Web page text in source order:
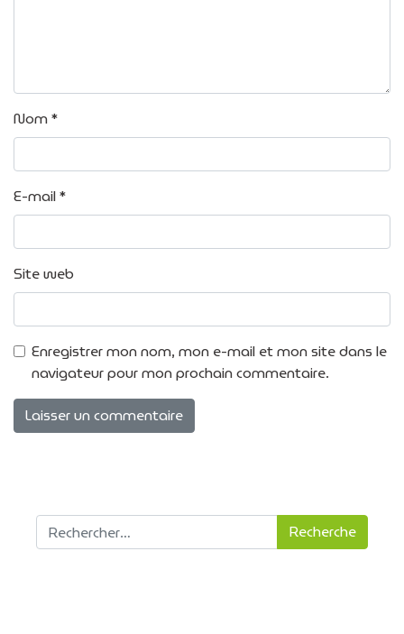
Nom*
E-mail*
Site web
Enregistrer mon nom, mon e-mail et mon site dans le
navigateur pour mon prochain commentaire.
Recherche pour :